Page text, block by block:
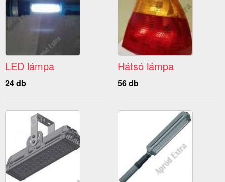
LED lámpa
24 db
Hátsó lámpa
56 db